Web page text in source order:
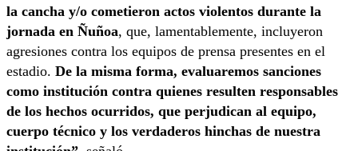
la cancha y/o cometieron actos violentos durante la
jornada en Ñuñoa, que, lamentablemente, incluyeron
agresiones contra los equipos de prensa presentes en el
estadio. De la misma forma, evaluaremos sanciones
como institución contra quienes resulten responsables
de los hechos ocurridos, que perjudican al equipo,
cuerpo técnico y los verdaderos hinchas de nuestra